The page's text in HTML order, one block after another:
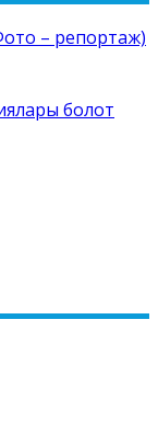
– репортаж)
болот